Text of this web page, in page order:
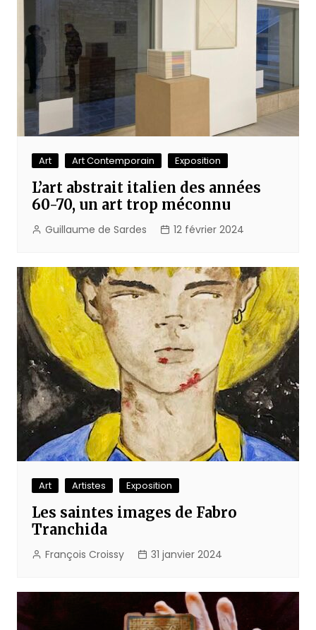
Art Art Contemporain Exposition
L’art abstrait italien des années
60-70, un art trop méconnu
Guillaume de Sardes 12 février 2024
Art Artistes Exposition
Les saintes images de Fabro
Tranchida
François Croissy 31 janvier 2024